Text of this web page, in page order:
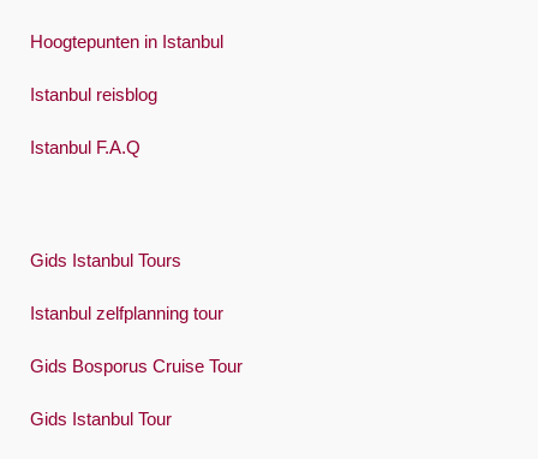
Hoogtepunten in Istanbul
Istanbul reisblog
Istanbul F.A.Q
Gids Istanbul Tours
Istanbul zelfplanning tour
Gids Bosporus Cruise Tour
Gids Istanbul Tour